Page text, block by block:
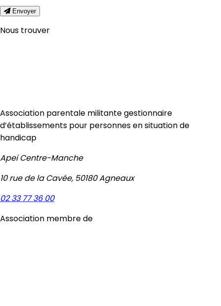
Envoyer
Nous trouver
Association parentale militante gestionnaire
d’établissements pour personnes en situation de
handicap
Apei Centre-Manche
10 rue de la Cavée, 50180 Agneaux
02 33 77 36 00
Association membre de